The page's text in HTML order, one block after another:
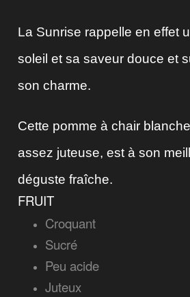
La Sunrise rappelle en effet
soleil et sa saveur douce et
son charme.
Cette pomme à chair
assez juteuse, est à son
déguste fraîche.
FRUIT
Croquant
Sucré
Peu acide
Juteux